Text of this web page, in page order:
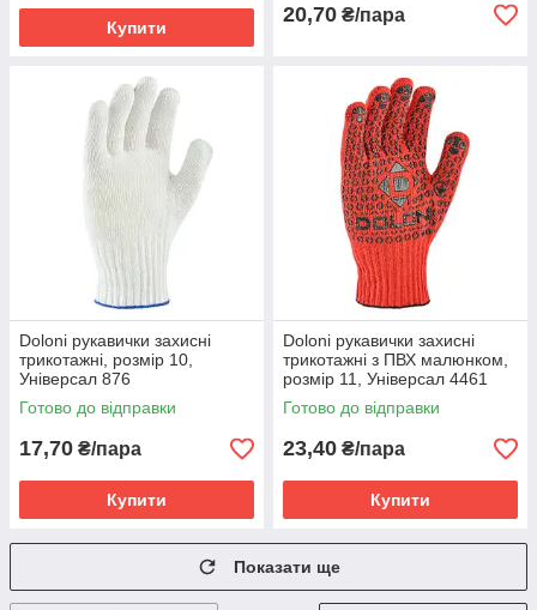
Купити
20,70 ₴/пара
Doloni рукавички захисні
трикотажні, розмір 10,
Універсал 876
Готово до відправки
17,70 ₴/пара
Купити
Doloni рукавички захисні
трикотажні з ПВХ малюнком,
розмір 11, Універсал 4461
Готово до відправки
23,40 ₴/пара
Купити
Показати ще